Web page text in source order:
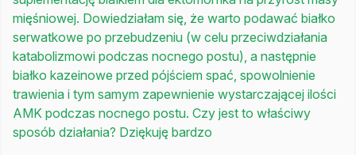
mięśniowej. Dowiedziałam się, że warto podawać białko
serwatkowe po przebudzeniu (w celu przeciwdziałania
katabolizmowi podczas nocnego postu), a następnie
białko kazeinowe przed pójściem spać, spowolnienie
trawienia i tym samym zapewnienie wystarczającej ilości
AMK podczas nocnego postu. Czy jest to właściwy
sposób działania? Dziękuję bardzo